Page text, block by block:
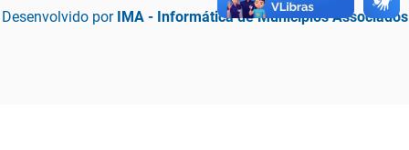
Desenvolvido por IMA - Informática de Municípios Associados